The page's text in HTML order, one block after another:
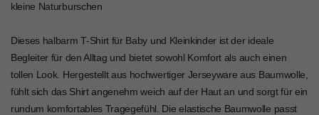
kleine Naturburschen
Dieses halbarm T-Shirt für Baby und Kleinkinder ist der ideale
Begleiter für den Alltag und bietet sowohl Komfort als auch einen
tollen Look. Hergestellt aus hochwertiger Jerseyware aus Baumwolle,
fühlt sich das Shirt angenehm weich auf der Haut an und sorgt für ein
rundum komfortables Tragegefühl. Die elastische Baumwolle passt